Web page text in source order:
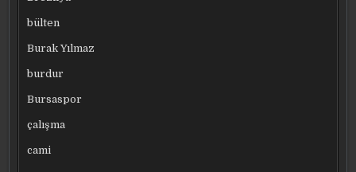
bülten
Burak Yılmaz
burdur
Bursaspor
çalışma
cami